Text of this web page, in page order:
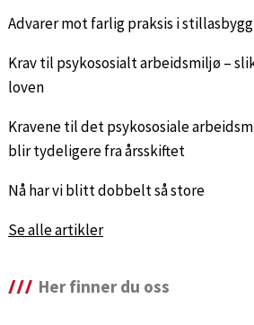
Advarer mot farlig praksis i
Krav til psykososialt arbeidsmiljø –
loven
Kravene til det psykososiale
blir tydeligere fra årsskiftet
Nå har vi blitt dobbelt så store
Se alle artikler
Her finner du oss